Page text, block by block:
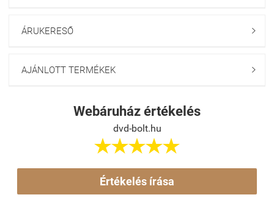
ÁRUKERESŐ 
AJÁNLOTT TERMÉKEK 
Webáruház értékelés
dvd-bolt.hu

Értékelés írása